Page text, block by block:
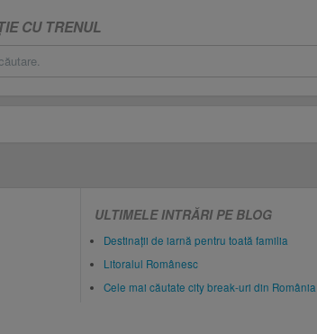
CU TRENUL
ULTIMELE INTRĂRI PE BLOG
Destinații de iarnă pentru toată familia
Litoralul Românesc
Cele mai căutate city break-uri din România